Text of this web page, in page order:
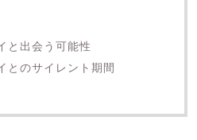
と出会う可能性
とのサイレント期間